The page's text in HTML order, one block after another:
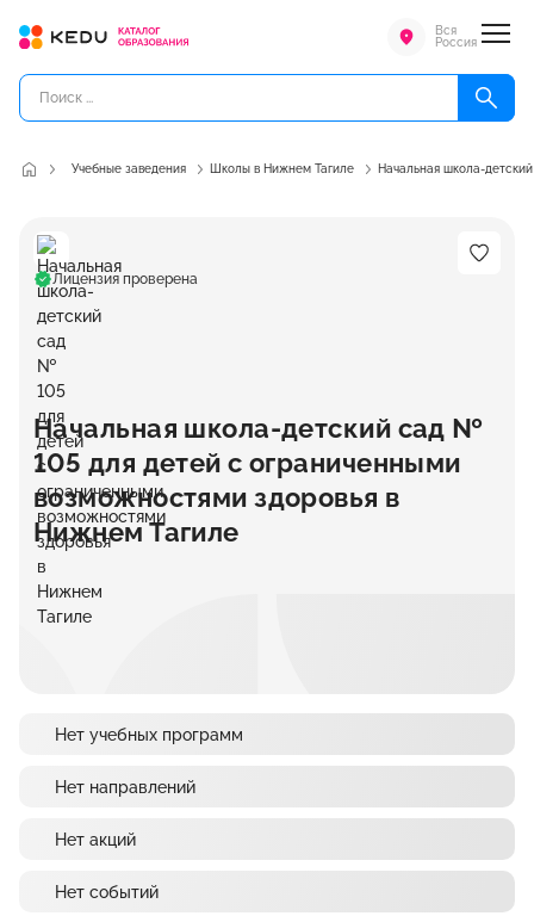
Вся
Россия
Учебные заведения Школы в Нижнем Тагиле Начальная школа-
Лицензия проверена
Начальная школа-детский сад №
105 для детей с ограниченными
возможностями здоровья в
Нижнем Тагиле
Нет учебных программ
Нет направлений
Нет акций
Нет событий